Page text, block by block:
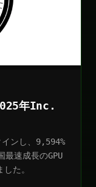
年Inc.
ンし、9,594%
速成長のGPU
た。